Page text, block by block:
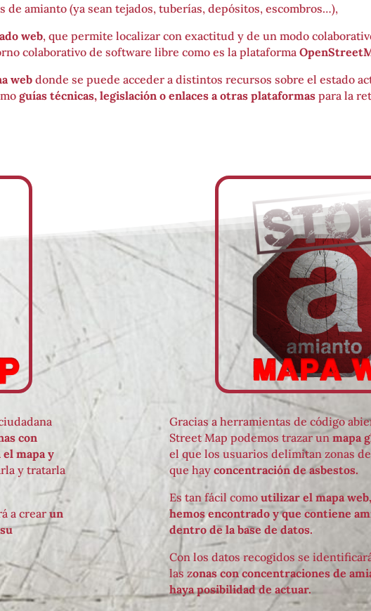
de amianto (ya sean tejados, tuberías, depósitos, escombros…),
web, que permite localizar con exactitud y de un modo
colaborativo de software libre como es la plataforma
webdonde se puede acceder a distintos recursos sobre el estado
guías técnicas, legislación o enlaces a otras plataformaspara la
con
mapa y
y tratarla
a crear un
Gracias a herramientas de código
Street Map podemos trazar un mapa
el que los usuarios delimitan zonas
que hay concentración de asbestos.
Es tan fácil como utilizar el mapa
hemos encontrado y que contiene
dentro de la base de datos.
Con los datos recogidos se
las zonas con concentraciones de
haya posibilidad de actuar.